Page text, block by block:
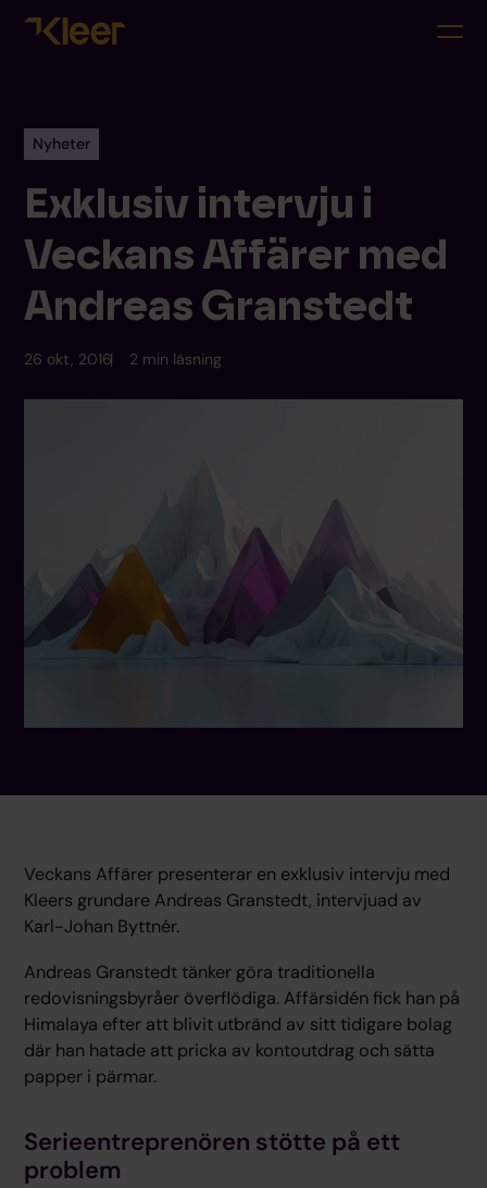
Nyheter
Exklusiv intervju i
Veckans Affärer med
Andreas Granstedt
26 okt, 2016 2 min läsning
Veckans Affärer presenterar en exklusiv intervju med
Kleers grundare Andreas Granstedt, intervjuad av
Karl-Johan Byttnér.
Andreas Granstedt tänker göra traditionella
redovisningsbyråer överflödiga. Affärsidén fick han på
Himalaya efter att blivit utbränd av sitt tidigare bolag
där han hatade att pricka av kontoutdrag och sätta
papper i pärmar.
Serieentreprenören stötte på ett
problem